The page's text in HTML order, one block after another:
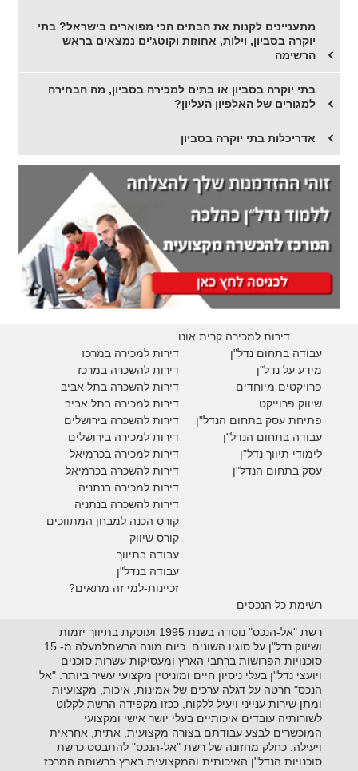
מתעניינים לקנות את הבתים הכי מפוארים בישראל? בתי
יוקרה בסביון, וילות, אחוזות וקוטג'ים נמצאים בראש
הרשימה
בתי יוקרה בסביון או בתים למכירה בסביון, מה הבחירה
למגורים של האלפיון העליון?
אדריכלות בתי יוקרה בסביון
דירות למכירה קרית אונו
דירות למכירה במרכז
דירות להשכרה במרכז
דירות להשכרה בתל אביב
דירות למכירה בתל אביב
דירות להשכרה בירושלים
דירות למכירה בירושלים
דירות למכירה בכרמיאל
דירות להשכרה בכרמיאל
דירות למכירה בנתניה
דירות להשכרה בנתניה
קורס הכנה למבחן המתווכים
קורס שיווק
עבודה בתיווך
עבודה בנדל"ן
זכיינות-למי זה מתאים?
עבודה בתחום נדל"ן
מידע על נדל"ן
פרויקטים מיוחדים
שיווק פרוייקט
פתיחת עסק בתחום הנדל"ן
עבודה בתחום הנדל"ן
לימודי תיווך נדל"ן
עסק בתחום הנדל"ן
רשימת כל הנכסים
רשת "אל-הנכס" נוסדה בשנת 1995 ועוסקת בתיווך יזמות
ושיווק נדל"ן על סוגיו השונים. כיום מונה הרשתלמעלה מ- 15
סוכנויות הפרושות ברחבי הארץ ומעסיקות עשרות סוכנים
ויועצי נדל"ן בעלי ניסיון חיים ומוניטין מקצועי עשיר ביותר. "אל
הנכס" חרטה על דגלה ערכים של אמינות, איכות, מקצועיות
ומתן שירות ענייני ויעיל ללקוח, ככזו מקפידה הרשת לקלוט
לשורותיה עובדים איכותיים בעלי יושר אישי ומקצועי
המוכשרים לבצע עבודתם בצורה מקצועית, אתית, אחראית
ויעילה. כחלק מחזונה של רשת "אל-הנכס" להתבסס כרשת
סוכנויות הנדל"ן האיכותית והמקצועית בארץ ברשותה המרכז